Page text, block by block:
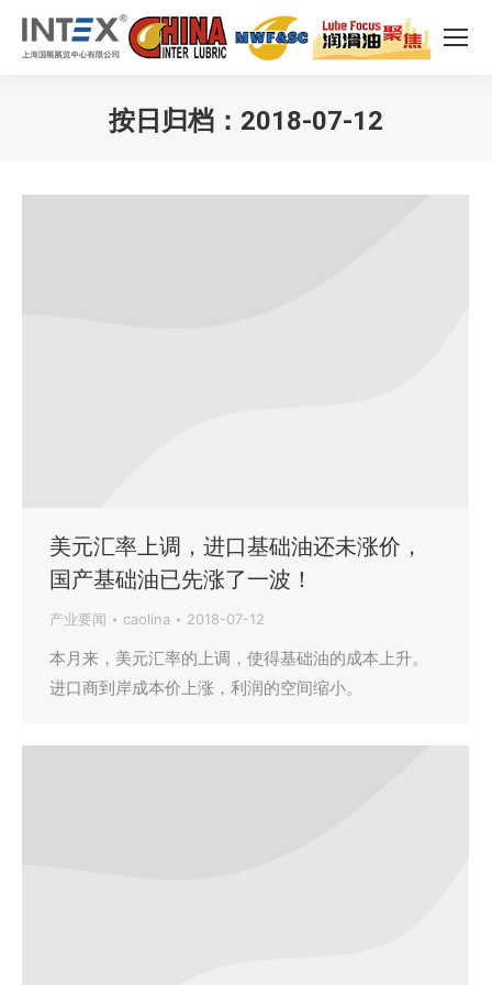
按日归档： 2018-07-12
美元汇率上调，进口基础油还未涨价，
国产基础油已先涨了一波！
产业要闻 caolina 2018-07-12
本月来，美元汇率的上调，使得基础油的成本上升。
进口商到岸成本价上涨，利润的空间缩小。